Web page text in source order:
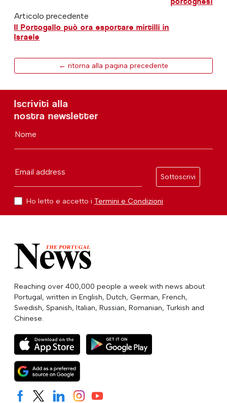
Articolo precedente
Il Portogallo può ora esportare mirtilli in
Israele
← ritorna alla pagina precedente
Iscriviti alla
nostra newsletter
Nome
Email address
Sottoscrivi
Ho letto e accetto i Termini e Condizioni
Reaching over 400,000 people a week with news about
Portugal, written in English, Dutch, German, French,
Swedish, Spanish, Italian, Russian, Romanian, Turkish and
Chinese.